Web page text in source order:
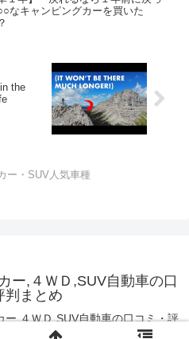
なキャンピングカーを買いた
the
ー・SUV人気車種
ー,４ＷＤ,SUV自動車の口
判まとめ
,４ＷＤ,SUV自動車の口コミ・評